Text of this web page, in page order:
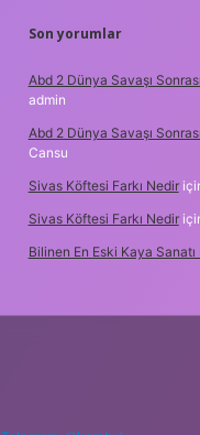
Son yorumlar
Abd 2 Dünya Savaşı
admin
Abd 2 Dünya Savaşı
Cansu
Sivas Köftesi Farkı Nedir
Sivas Köftesi Farkı Nedir
Bilinen En Eski Kaya